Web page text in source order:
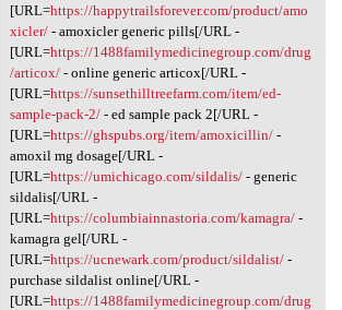
[URL=https://happytrailsforever.com/product/amo
xicler/- amoxicler generic pills[/URL -
[URL=https://1488familymedicinegroup.com/drug
/articox/- online generic articox[/URL -
[URL=https://sunsethilltreefarm.com/item/ed-
sample-pack-2/- ed sample pack 2[/URL -
[URL=https://ghspubs.org/item/amoxicillin/-
amoxil mg dosage[/URL -
[URL=https://umichicago.com/sildalis/- generic
sildalis[/URL -
[URL=https://columbiainnastoria.com/kamagra/-
kamagra gel[/URL -
[URL=https://ucnewark.com/product/sildalist/-
purchase sildalist online[/URL -
[URL=https://1488familymedicinegroup.com/drug